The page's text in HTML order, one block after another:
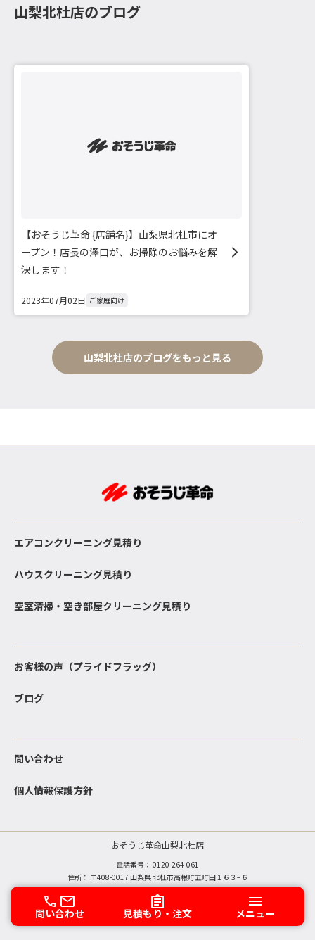
山梨北杜店のブログ
【おそうじ革命 {店舗名}】山梨県北杜市にオ
ープン！店長の澤口が、お掃除のお悩みを解
決します！
2023年07月02日 ご家庭向け
山梨北杜店のブログをもっと見る
問い合わせ 見積もり・注文 メニュー
エアコンクリーニング見積り
ハウスクリーニング見積り
空室清掃・空き部屋クリーニング見積り
お客様の声（プライドフラッグ）
ブログ
問い合わせ
個人情報保護方針
おそうじ革命山梨北杜店
電話番号： 0120-264-061
住所： 〒408-0017 山梨県 北杜市高根町五町田１６３−６
Copyright © おそうじ革命 All rights reserved.